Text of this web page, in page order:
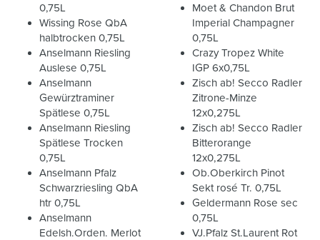
0,75L
Wissing Rose QbA
halbtrocken 0,75L
Anselmann Riesling
Auslese 0,75L
Anselmann
Gewürztraminer
Spätlese 0,75L
Anselmann Riesling
Spätlese Trocken
0,75L
Anselmann Pfalz
Schwarzriesling QbA
htr 0,75L
Anselmann
Edelsh.Orden. Merlot
Moet & Chandon Brut
Imperial Champagner
0,75L
Crazy Tropez White
IGP 6x0,75L
Zisch ab! Secco Radler
Zitrone-Minze
12x0,275L
Zisch ab! Secco Radler
Bitterorange
12x0,275L
Ob.Oberkirch Pinot
Sekt rosé Tr. 0,75L
Geldermann Rose sec
0,75L
VJ.Pfalz St.Laurent Rot